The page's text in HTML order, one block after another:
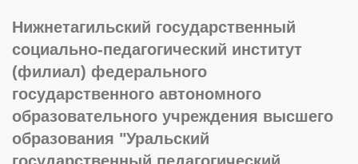
Нижнетагильский государственный
социально-педагогический институт
(филиал) федерального
государственного автономного
образовательного учреждения высшего
образования "Уральский